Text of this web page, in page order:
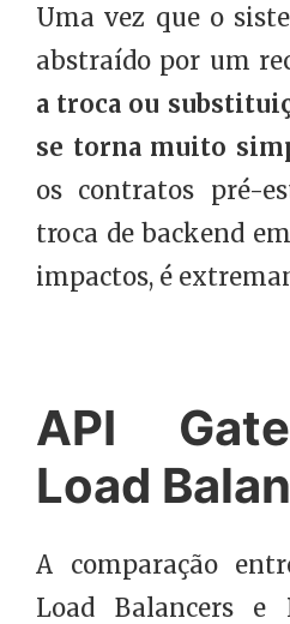
Uma vez que o
abstraído por um
a troca ou
se torna muito
os contratos pré-
troca de backend
impactos, é
API
Load
A comparação
Load Balancers e